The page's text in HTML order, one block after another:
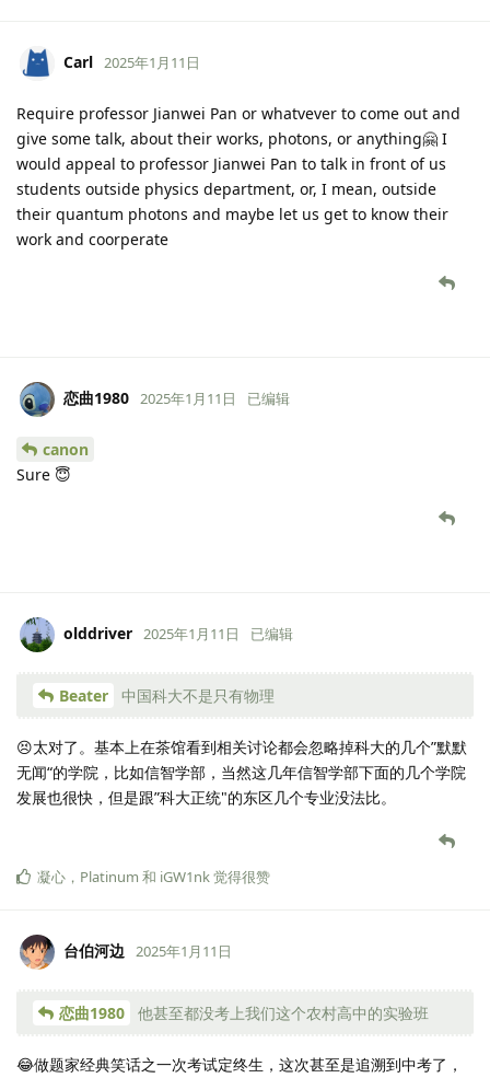
Carl 2025年1月11日
Require professor Jianwei Pan or whatvever to come out and
give some talk, about their works, photons, or anything🤗 I
would appeal to professor Jianwei Pan to talk in front of us
students outside physics department, or, I mean, outside
their quantum photons and maybe let us get to know their
work and coorperate
恋曲1980 2025年1月11日 已编辑
canon
Sure 😇
olddriver 2025年1月11日 已编辑
Beater 中国科大不是只有物理
😣太对了。基本上在茶馆看到相关讨论都会忽略掉科大的几个”默默
无闻“的学院，比如信智学部，当然这几年信智学部下面的几个学院
发展也很快，但是跟”科大正统"的东区几个专业没法比。
凝心 ， Platinum 和 iGW1nk觉得很赞
台伯河边 2025年1月11日
恋曲1980 他甚至都没考上我们这个农村高中的实验班
😂做题家经典笑话之一次考试定终生，这次甚至是追溯到中考了，